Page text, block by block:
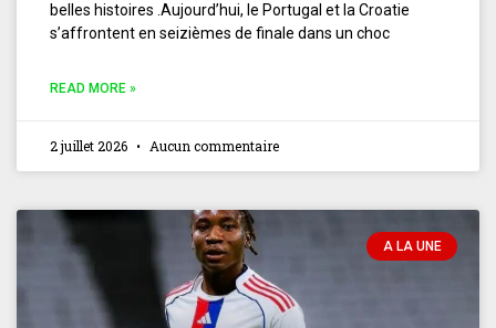
belles histoires .Aujourd’hui, le Portugal et la Croatie
s’affrontent en seizièmes de finale dans un choc
READ MORE »
2 juillet 2026 Aucun commentaire
A LA UNE